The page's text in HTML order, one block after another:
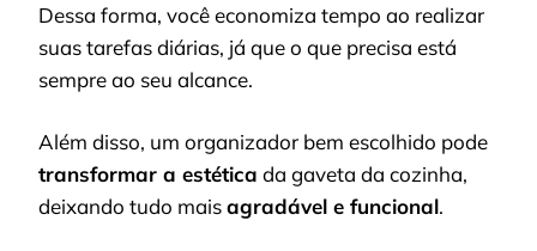
Dessa forma, você economiza tempo ao realizar
suas tarefas diárias, já que o que precisa está
sempre ao seu alcance.
Além disso, um organizador bem escolhido pode
transformar a estética da gaveta da cozinha,
deixando tudo maisagradável e funcional.